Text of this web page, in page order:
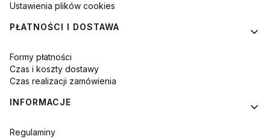
Ustawienia plików cookies
PŁATNOŚCI I DOSTAWA
Formy płatności
Czas i koszty dostawy
Czas realizacji zamówienia
INFORMACJE
Regulaminy